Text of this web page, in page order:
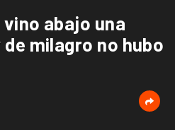
abajo una
milagro no hubo